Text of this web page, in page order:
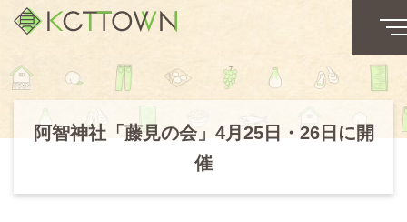
阿智神社「藤見の会」4月25日・26日に開
催